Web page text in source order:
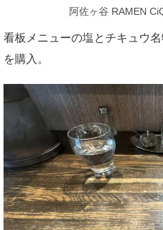
阿佐ヶ谷 RAMEN
看板メニューの塩とチキュウ
を購入。